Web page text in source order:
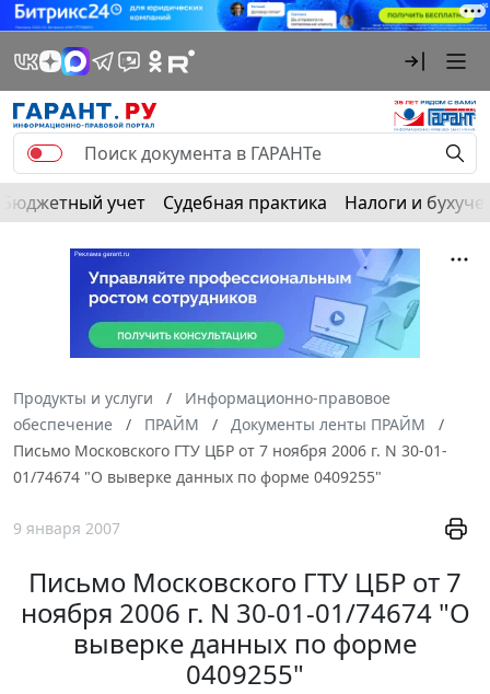
Бюджетный учет Судебная практика Налоги и
Продукты и услуги
Информационно-правовое
обеспечение
ПРАЙМ
Документы ленты ПРАЙМ
Письмо Московского ГТУ ЦБР от 7 ноября 2006 г. N 30-01-
01/74674 "О выверке данных по форме 0409255"
9 января 2007
Письмо Московского ГТУ ЦБР от 7
ноября 2006 г. N 30-01-01/74674 "О
выверке данных по форме
0409255"